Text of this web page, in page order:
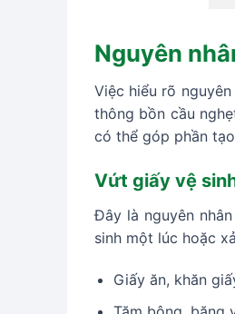
Nguyên
Việc hiểu rõ
thông bồn cầu
có thể góp phần
Vứt giấy vệ
Đây là nguyên
sinh một lúc hoặc
Giấy ăn, khăn